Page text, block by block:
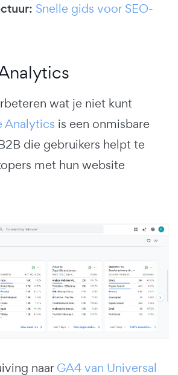
Snelle gids voor SEO-
wat je niet kunt
Analytics is een onmisbare
die gebruikers helpt te
met hun website
naarGA4 van Universal